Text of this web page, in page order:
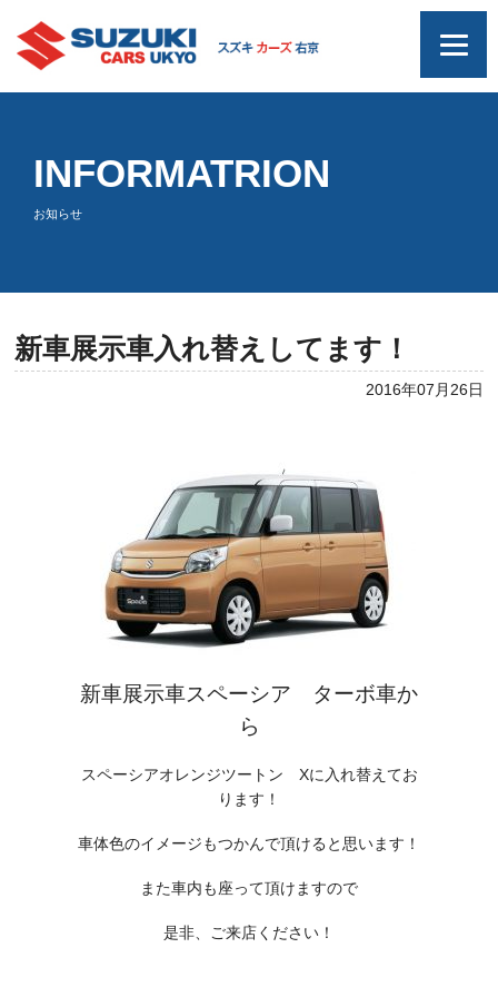
INFORMATRION
お知らせ
新車展示車入れ替えしてます！
2016年07月26日
新車展示車スペーシア ターボ車か
ら
スペーシアオレンジツートン Xに入れ替えてお
ります！
車体色のイメージもつかんで頂けると思います！
また車内も座って頂けますので
是非、ご来店ください！